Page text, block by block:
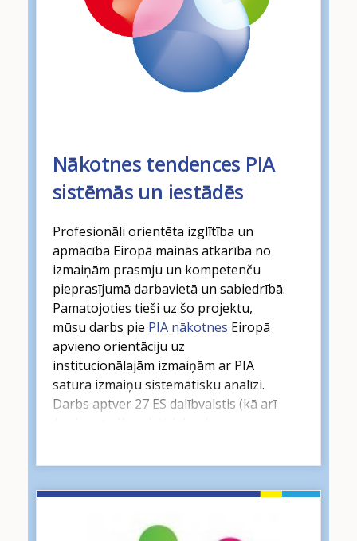
Nākotnes tendences PIA
sistēmās un iestādēs
Profesionāli orientēta izglītība un
apmācība Eiropā mainās atkarība no
izmaiņām prasmju un kompetenču
pieprasījumā darbavietā un sabiedrībā.
Pamatojoties tieši uz šo projektu,
mūsu darbs pie PIA nākotnes Eiropā
apvieno orientāciju uz
institucionālajām izmaiņām ar PIA
satura izmaiņu sistemātisku analīzi.
Darbs aptver 27 ES dalībvalstis (kā arī
PIA.